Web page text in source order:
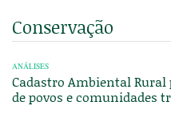
Conservação
ANÁLISES
Cadastro Ambiental
de povos e comunidades